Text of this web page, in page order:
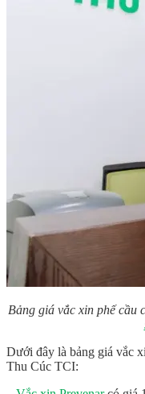
Bảng giá vắc xin phế cầu
Dưới đây là bảng giá vắc
Thu Cúc TCI: